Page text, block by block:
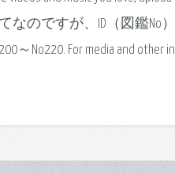
いてなのですが、ID（図
For media and other